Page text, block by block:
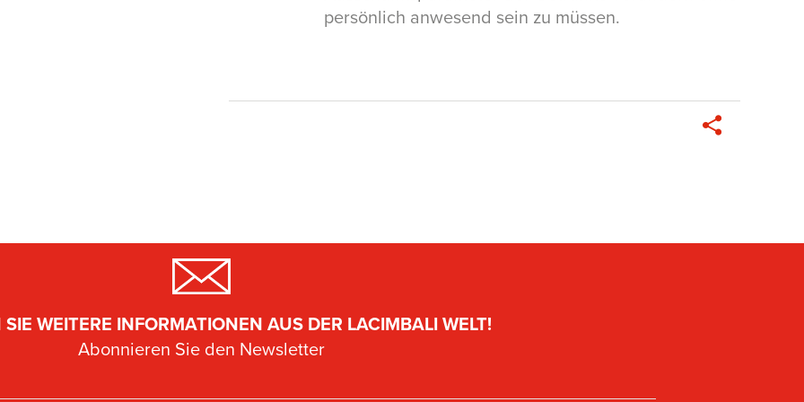
persönlich anwesend sein zu müssen.
SIE WEITERE INFORMATIONEN AUS DER LACIMBALI WELT!
Abonnieren Sie den Newsletter